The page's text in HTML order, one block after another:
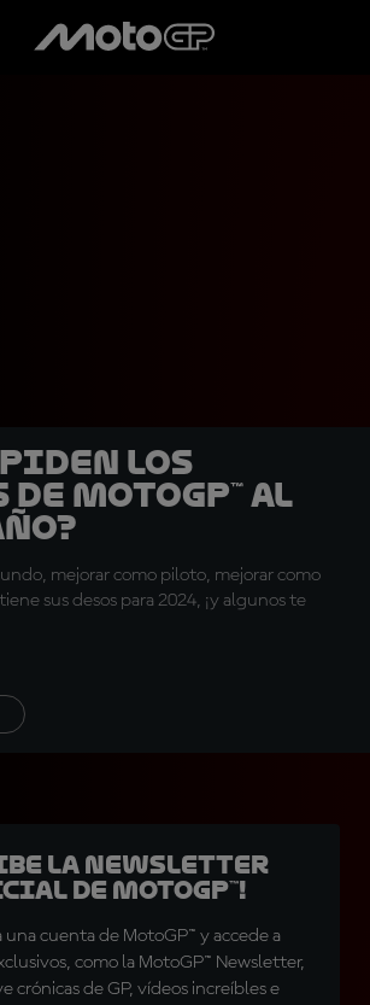
piden los
MotoGP™ al
mejorar como piloto, mejorar como
sus desos para 2024, ¡y algunos te
la Newsletter
de MotoGP™!
una cuenta de MotoGP™ y accede a
como la MotoGP™ Newsletter,
crónicas de GP, vídeos increíbles e